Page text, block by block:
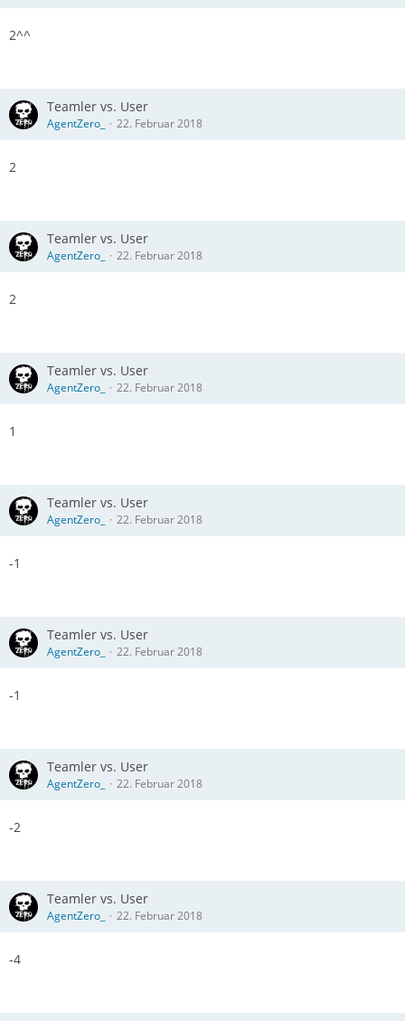
2^^
Teamler vs. User
AgentZero_ 22. Februar 2018
2
Teamler vs. User
AgentZero_ 22. Februar 2018
2
Teamler vs. User
AgentZero_ 22. Februar 2018
1
Teamler vs. User
AgentZero_ 22. Februar 2018
-1
Teamler vs. User
AgentZero_ 22. Februar 2018
-1
Teamler vs. User
AgentZero_ 22. Februar 2018
-2
Teamler vs. User
AgentZero_ 22. Februar 2018
-4